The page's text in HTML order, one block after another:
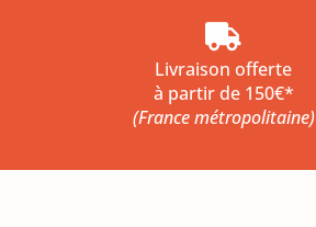

Livraison offerte
à partir de 150€*
(France métropolitaine)